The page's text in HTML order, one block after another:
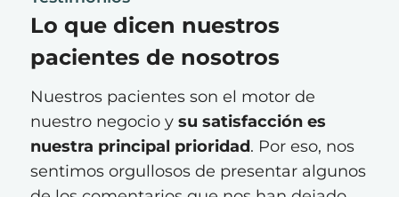
Lo que dicen nuestros
pacientes de nosotros
Nuestros pacientes son el motor de
nuestro negocio y su satisfacción es
nuestra principal prioridad. Por eso, nos
sentimos orgullosos de presentar algunos